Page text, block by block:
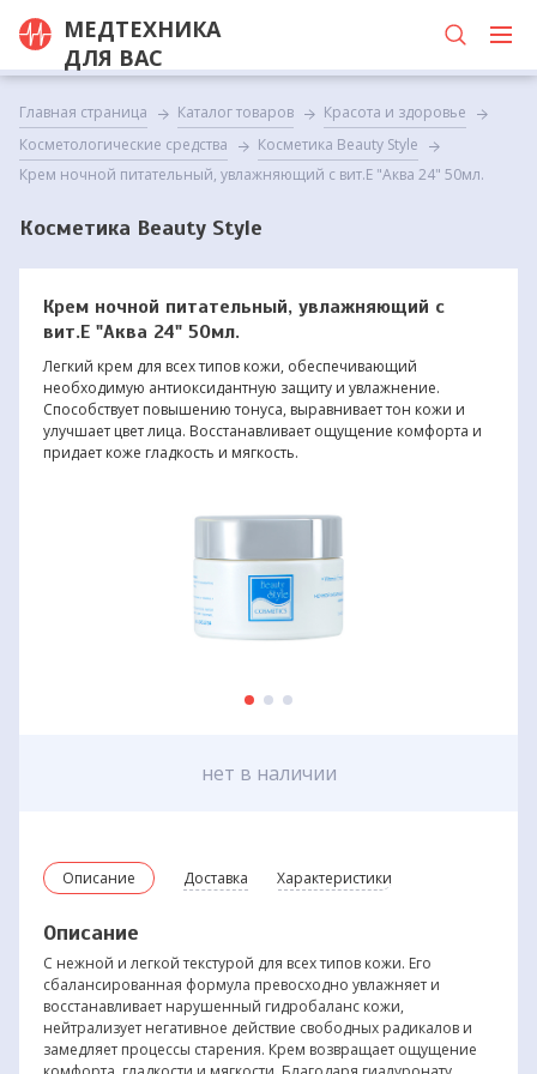
МЕДТЕХНИКА
ДЛЯ ВАС
Главная страница Каталог товаров
Красота и здоровье
Косметологические средства
Косметика Beauty Style
Крем ночной питательный, увлажняющий с вит.Е "Аква 24" 50мл.
Косметика Beauty Style
Крем ночной питательный, увлажняющий с
вит.Е "Аква 24" 50мл.
Легкий крем для всех типов кожи, обеспечивающий
необходимую антиоксидантную защиту и увлажнение.
Способствует повышению тонуса, выравнивает тон кожи и
улучшает цвет лица. Восстанавливает ощущение комфорта и
придает коже гладкость и мягкость.
Описание Доставка Характеристики
Описание
С нежной и легкой текстурой для всех типов кожи. Его
сбалансированная формула превосходно увлажняет и
восстанавливает нарушенный гидробаланс кожи,
нейтрализует негативное действие свободных радикалов и
замедляет процессы старения. Крем возвращает ощущение
нет в наличии